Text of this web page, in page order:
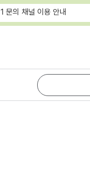
문의 채널 이용 안내